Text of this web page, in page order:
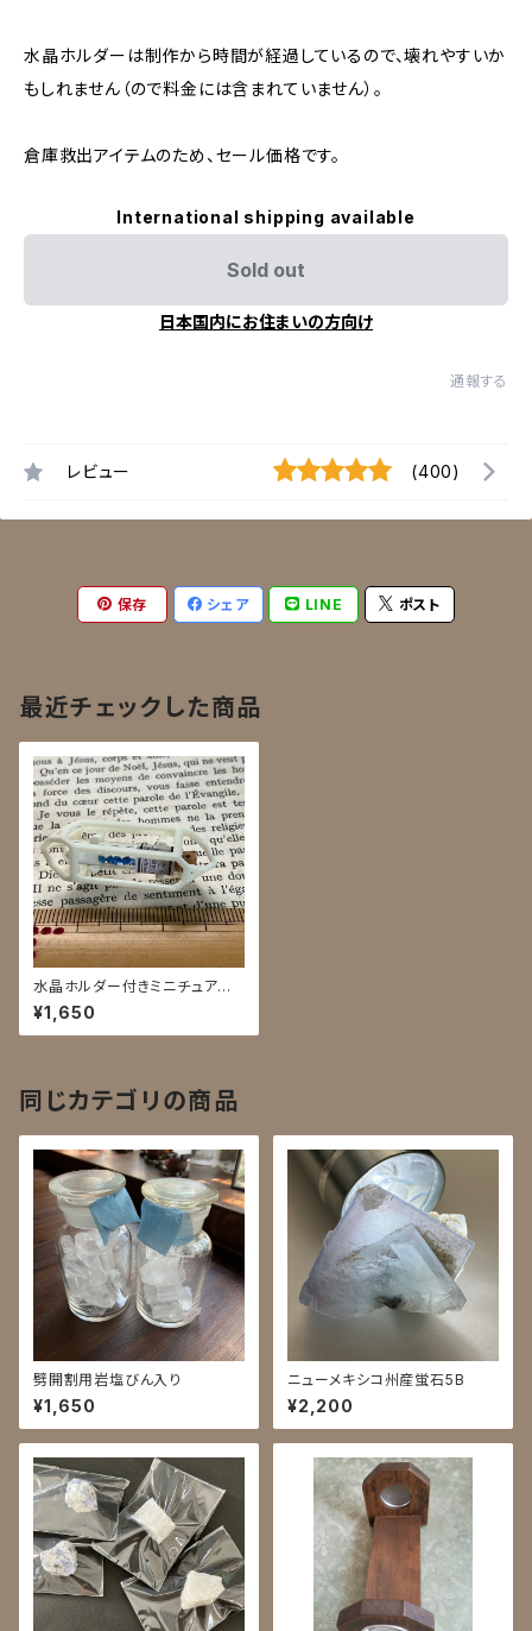
水晶ホルダーは制作から時間が経過しているので、壊れやすいか
もしれません（ので料金には含まれていません）。
倉庫救出アイテムのため、セール価格です。
International shipping available
Sold out
日本国内にお住まいの方向け
通報する
レビュー (400)
保存 シェア LINE ポスト
最近チェックした商品
水晶ホルダー付きミニチュア試
験管入り藍方石
¥1,650
同じカテゴリの商品
劈開割用岩塩びん入り
¥1,650
ニューメキシコ州産蛍石5B
¥2,200